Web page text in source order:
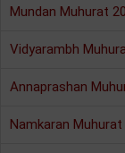
Mundan Muhurat
Vidyarambh
Annaprashan
Namkaran Muhurat